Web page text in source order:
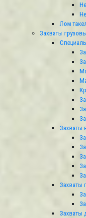
Лом
Захваты
Захваты
Захваты
Захваты